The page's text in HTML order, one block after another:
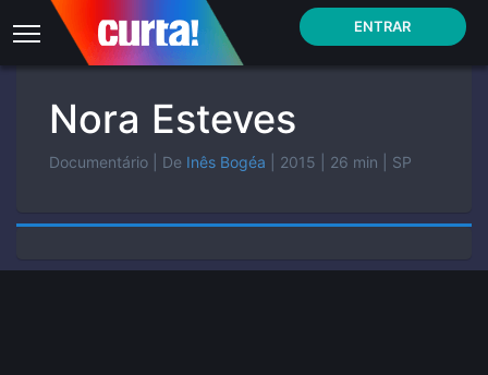
ENTRAR
Nora Esteves
Documentário | De Inês Bogéa | 2015 | 26 min | SP